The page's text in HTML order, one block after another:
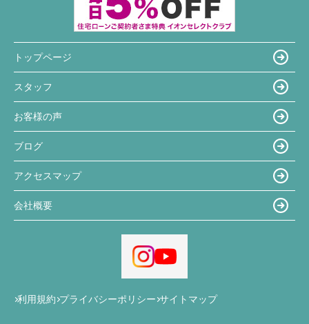
トップページ
スタッフ
お客様の声
ブログ
アクセスマップ
会社概要
利用規約 プライバシーポリシー サイトマップ